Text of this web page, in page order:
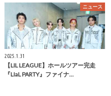
ニュース
2025.1.31
【LIL LEAGUE】ホールツアー完走
『LIaL PARTY』ファイナ…